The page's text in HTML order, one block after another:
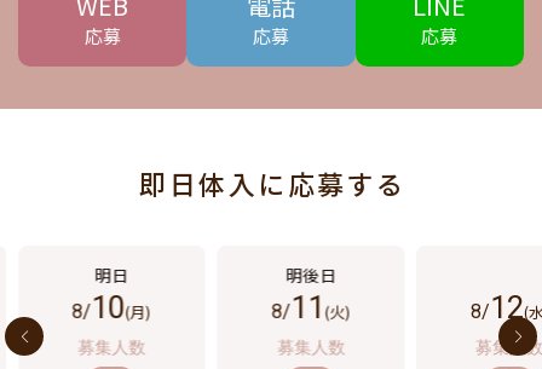
応募 応募 応募
即日体入に応募する
8/10(月) 8/11 (火) 8/12(